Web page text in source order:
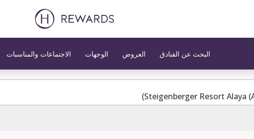
البحث عن الفنادق العروض الوجهات الاجتماعات والمناسبات